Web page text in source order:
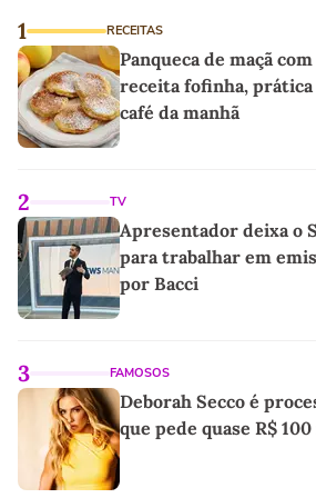
1 RECEITAS
Panqueca de maçã
receita fofinha,
café da manhã
2 TV
Apresentador deixa o
para trabalhar em
por Bacci
3 FAMOSOS
Deborah Secco é
que pede quase R$